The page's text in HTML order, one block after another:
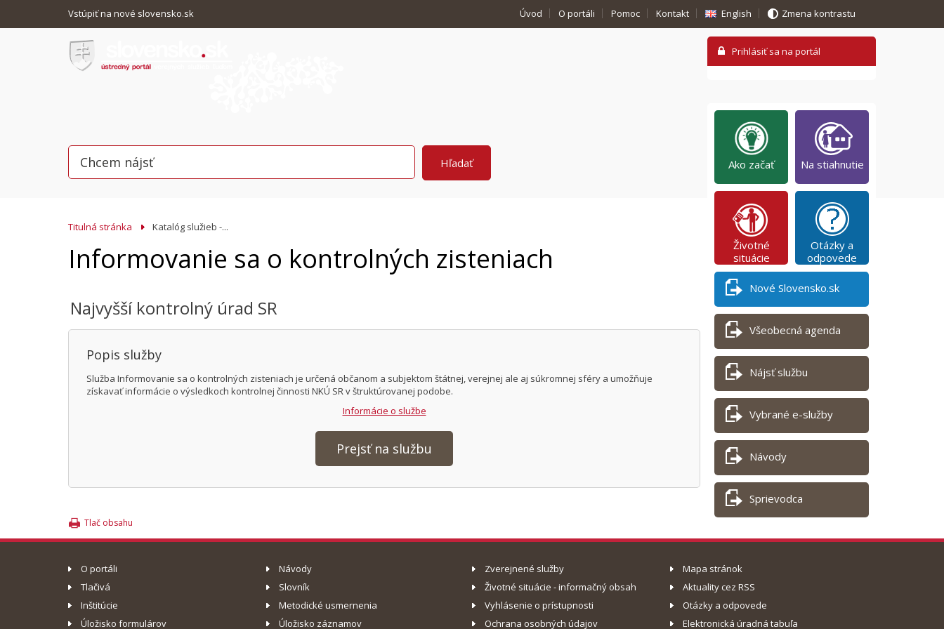
Vstúpiť na nové slovensko.sk Úvod O portáli Pomoc Kontakt English Zmena kontrastu
Titulná stránka Katalóg služieb -...
Informovanie sa o kontrolných zisteniach
Najvyšší kontrolný úrad SR
Popis služby
Služba Informovanie sa o kontrolných zisteniach je určená občanom a subjektom štátnej, verejnej ale aj súkromnej sféry a umožňuje
získavať informácie o výsledkoch kontrolnej činnosti NKÚ SR v štruktúrovanej podobe.
Informácie o službe
Prejsť na službu
Ako začať Na stiahnutie
Životné
situácie
Otázky a
odpovede
Nové Slovensko.sk
Všeobecná agenda
Nájsť službu
Vybrané e-služby
Návody
Sprievodca
Tlač obsahu
O portáli
Návody
Tlačivá
Slovník
Inštitúcie
Metodické usmernenia
Úložisko formulárov
Úložisko záznamov
Zverejnené služby
Mapa stránok
Životné situácie - informačný obsah
Aktuality cez RSS
Vyhlásenie o prístupnosti
Otázky a odpovede
Ochrana osobných údajov
Elektronická úradná tabuľa